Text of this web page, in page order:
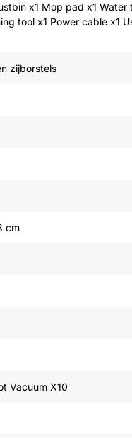
x1 Mop pad x1 Water
tool x1 Power cable x1
zijborstels
cm
Vacuum X10